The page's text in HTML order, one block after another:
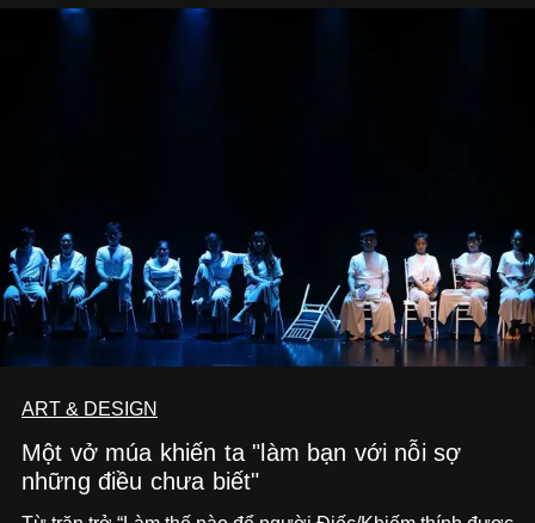
ART & DESIGN
Một vở múa khiến ta "làm bạn với nỗi sợ
những điều chưa biết"